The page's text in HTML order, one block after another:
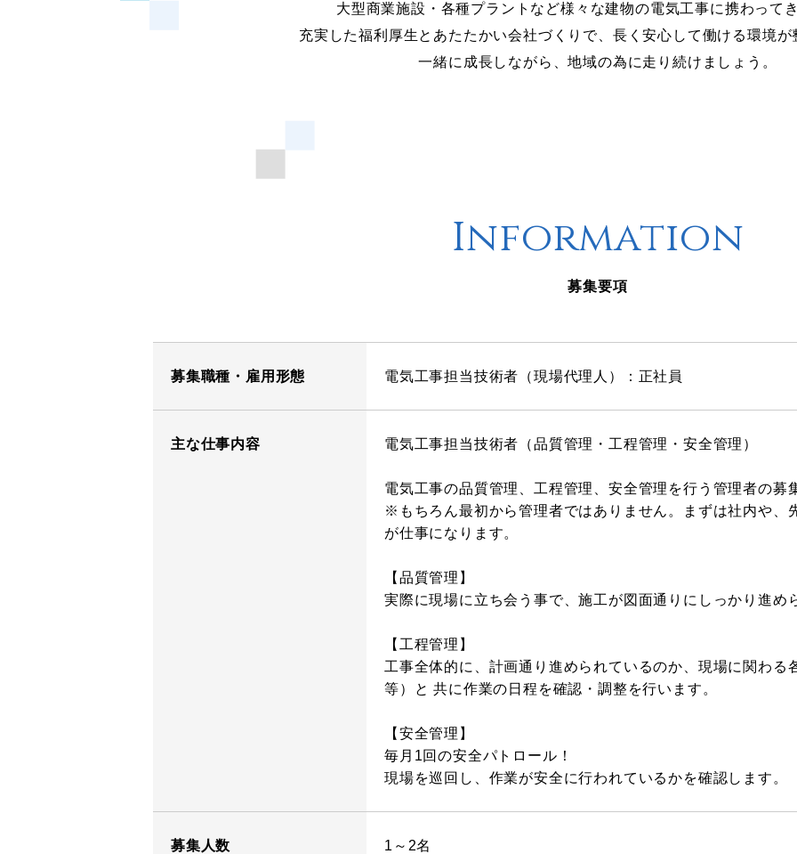
大型商業施設・各種プラントなど様々な建物の電気工事に携わってき
充実した福利厚生とあたたかい会社づくりで、長く安心して働ける環境が
一緒に成長しながら、地域の為に走り続けましょう。
Information
募集要項
募集職種・雇用形態 電気工事担当技術者（現場代理人）：正社員
主な仕事内容 電気工事担当技術者（品質管理・工程管理・安全管理）
電気工事の品質管理、工程管理、安全管理を行う管理者の募
※もちろん最初から管理者ではありません。まずは社内や、
が仕事になります。
【品質管理】
実際に現場に立ち会う事で、施工が図面通りにしっかり進め
【工程管理】
工事全体的に、計画通り進められているのか、現場に関わる
等）と 共に作業の日程を確認・調整を行います。
【安全管理】
毎月1回の安全パトロール！
現場を巡回し、作業が安全に行われているかを確認します。
募集人数 1～2名